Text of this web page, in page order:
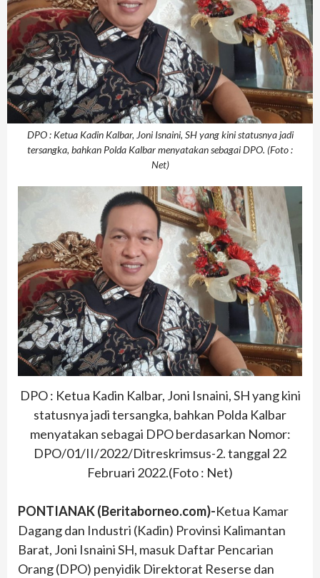
DPO : Ketua Kadin Kalbar, Joni Isnaini, SH yang kini statusnya jadi
tersangka, bahkan Polda Kalbar menyatakan sebagai DPO. (Foto :
Net)
DPO : Ketua Kadin Kalbar, Joni Isnaini, SH yang kini
statusnya jadi tersangka, bahkan Polda Kalbar
menyatakan sebagai DPO berdasarkan Nomor:
DPO/01/II/2022/Ditreskrimsus-2. tanggal 22
Februari 2022.(Foto : Net)
PONTIANAK (Beritaborneo.com)-Ketua Kamar
Dagang dan Industri (Kadin) Provinsi Kalimantan
Barat, Joni Isnaini SH, masuk Daftar Pencarian
Orang (DPO) penyidik Direktorat Reserse dan